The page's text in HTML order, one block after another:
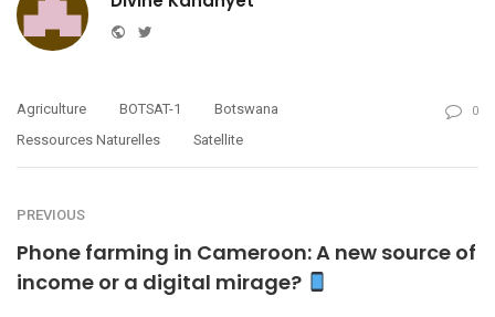
Website
Agriculture BOTSAT-1
Botswana
Ressources Naturelles
Satellite
0
PREVIOUS
Phone farming in Cameroon: A new source of
income or a digital mirage?